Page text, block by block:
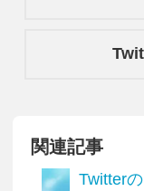
関連記事
Twitter